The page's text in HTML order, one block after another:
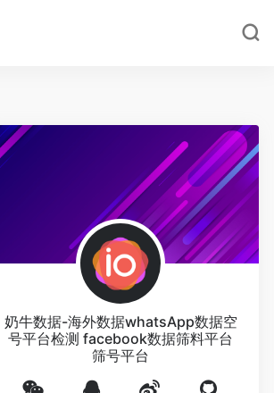
奶牛数据-海外数据whatsApp数据空
号平台检测 facebook数据筛料平台
筛号平台